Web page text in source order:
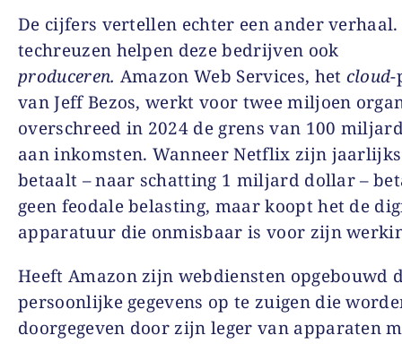
De cijfers vertellen echter een ander verhaal.
techreuzen helpen deze bedrijven ook
produceren. Amazon Web Services, het cloud-
van Jeff Bezos, werkt voor twee miljoen
overschreed in 2024 de grens van 100
aan inkomsten. Wanneer Netflix zijn
betaalt – naar schatting 1 miljard dollar –
geen feodale belasting, maar koopt het de
apparatuur die onmisbaar is voor zijn
Heeft Amazon zijn webdiensten opgebouwd
persoonlijke gegevens op te zuigen die
doorgegeven door zijn leger van apparaten